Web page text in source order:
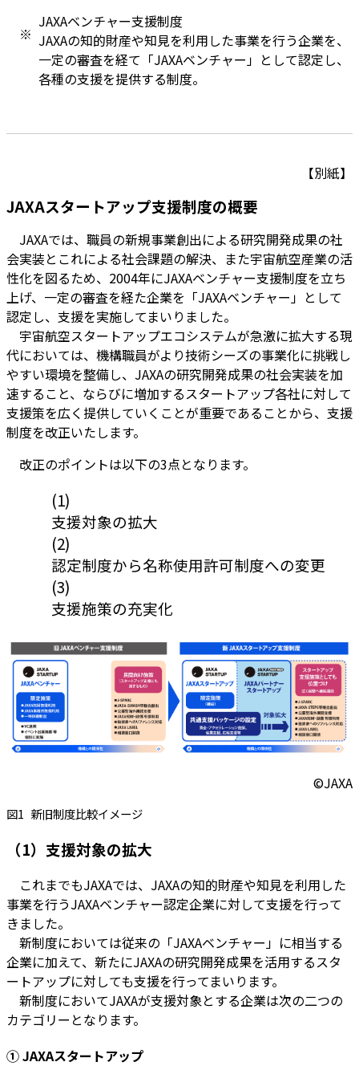
※
JAXAベンチャー支援制度
JAXAの知的財産や知見を利用した事業を行う企業を、
一定の審査を経て「JAXAベンチャー」として認定し、
各種の支援を提供する制度。
【別紙】
JAXAスタートアップ支援制度の概要
JAXAでは、職員の新規事業創出による研究開発成果の社
会実装とこれによる社会課題の解決、また宇宙航空産業の活
性化を図るため、2004年にJAXAベンチャー支援制度を立ち
上げ、一定の審査を経た企業を「JAXAベンチャー」として
認定し、支援を実施してまいりました。
宇宙航空スタートアップエコシステムが急激に拡大する現
代においては、機構職員がより技術シーズの事業化に挑戦し
やすい環境を整備し、JAXAの研究開発成果の社会実装を加
速すること、ならびに増加するスタートアップ各社に対して
支援策を広く提供していくことが重要であることから、支援
制度を改正いたします。
改正のポイントは以下の3点となります。
(1)
支援対象の拡大
(2)
認定制度から名称使用許可制度への変更
(3)
支援施策の充実化
©JAXA
図1 新旧制度比較イメージ
（1）支援対象の拡大
これまでもJAXAでは、JAXAの知的財産や知見を利用した
事業を行うJAXAベンチャー認定企業に対して支援を行って
きました。
新制度においては従来の「JAXAベンチャー」に相当する
企業に加えて、新たにJAXAの研究開発成果を活用するスタ
ートアップに対しても支援を行ってまいります。
新制度においてJAXAが支援対象とする企業は次の二つの
カテゴリーとなります。
① JAXAスタートアップ